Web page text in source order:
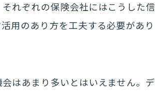
れぞれの保険会社にはこうした信
用のあり方を工夫する必要があり
はあまり多いとはいえません。デ